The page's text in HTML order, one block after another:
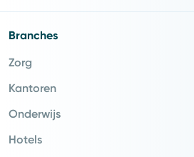
Branches
Zorg
Kantoren
Onderwijs
Hotels